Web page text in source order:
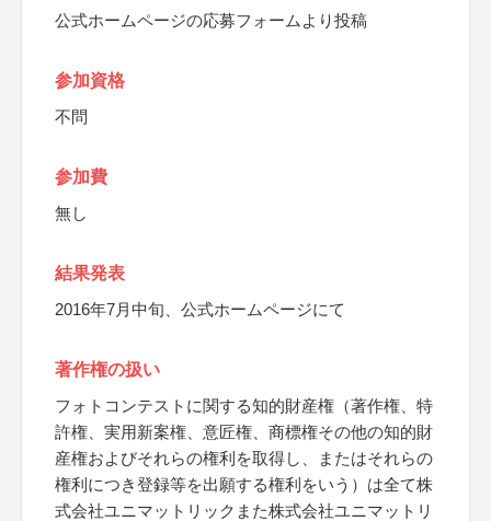
公式ホームページの応募フォームより投稿
参加資格
不問
参加費
無し
結果発表
2016年7月中旬、公式ホームページにて
著作権の扱い
フォトコンテストに関する知的財産権（著作権、特
許権、実用新案権、意匠権、商標権その他の知的財
産権およびそれらの権利を取得し、またはそれらの
権利につき登録等を出願する権利をいう）は全て株
式会社ユニマットリックまた株式会社ユニマットリ